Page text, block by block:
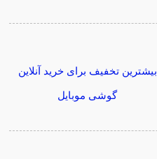
بیشترین تخفیف برای خرید آنلاین
گوشی موبایل